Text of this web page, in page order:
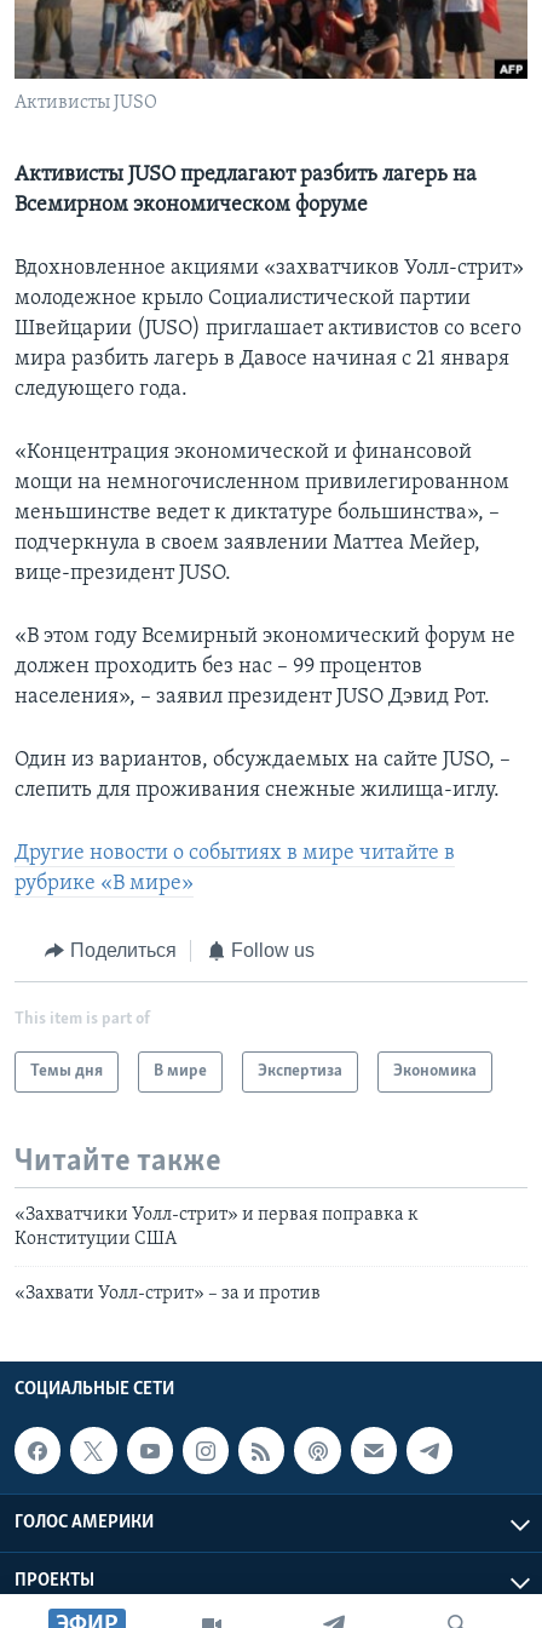
Learning English
СОЦИАЛЬНЫЕ СЕТИ
Языки
Активисты JUSO
Активисты JUSO предлагают разбить лагерь на
Всемирном экономическом форуме
Вдохновленное акциями «захватчиков Уолл-стрит»
молодежное крыло Социалистической партии
Швейцарии (JUSO) приглашает активистов со всего
мира разбить лагерь в Давосе начиная с 21 января
следующего года.
«Концентрация экономической и финансовой
мощи на немногочисленном привилегированном
меньшинстве ведет к диктатуре большинства», –
подчеркнула в своем заявлении Маттеа Мейер,
вице-президент JUSO.
«В этом году Всемирный экономический форум не
должен проходить без нас – 99 процентов
населения», – заявил президент JUSO Дэвид Рот.
Один из вариантов, обсуждаемых на сайте JUSO, –
слепить для проживания снежные жилища-иглу.
Другие новости о событиях в мире читайте в
рубрике «В мире»
Поделиться Follow us
This item is part of
Темы дня В мире Экспертиза Экономика
Читайте также
«Захватчики Уолл-стрит» и первая поправка к
Конституции США
«Захвати Уолл-стрит» – за и против
СОЦИАЛЬНЫЕ СЕТИ
ГОЛОС АМЕРИКИ
ПРОЕКТЫ